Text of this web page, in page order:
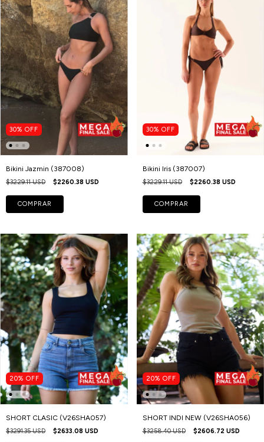
30% OFF
Bikini Jazmin (387008)
$3229.11 USD $2260.38 USD
COMPRAR
30% OFF
Bikini Iris (387007)
$3229.11 USD $2260.38 USD
COMPRAR
20% OFF
SHORT CLASIC (V26SHA057)
$3291.35 USD $2633.08 USD
20% OFF
SHORT INDI NEW (V26SHA056)
$3258.40 USD $2606.72 USD